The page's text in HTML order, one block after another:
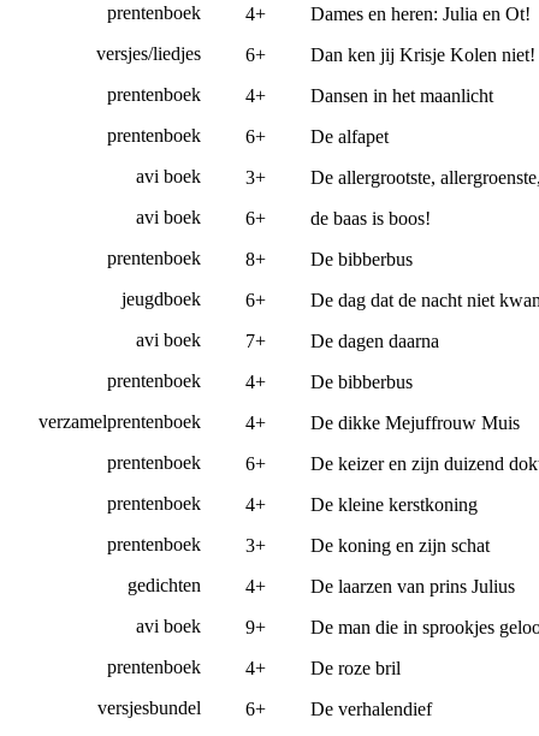
prentenboek
versjes/liedjes
prentenboek
prentenboek
avi boek
avi boek
prentenboek
jeugdboek
avi boek
prentenboek
verzamelprentenboek
prentenboek
prentenboek
prentenboek
gedichten
avi boek
prentenboek
versjesbundel
4+
6+
4+
6+
3+
6+
8+
6+
7+
4+
4+
6+
4+
3+
4+
9+
4+
6+
Dames en heren: Julia en Ot!
Dan ken jij Krisje Kolen niet!
Dansen in het maanlicht
De alfapet
De allergrootste,
de baas is boos!
De bibberbus
De dag dat de nacht niet
De dagen daarna
De bibberbus
De dikke Mejuffrouw Muis
De keizer en zijn duizend
De kleine kerstkoning
De koning en zijn schat
De laarzen van prins Julius
De man die in sprookjes
De roze bril
De verhalendief